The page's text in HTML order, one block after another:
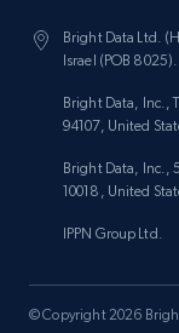
1.6K+
URL, Product
and more.
1.3K+
Bright Data Ltd.
Israel (POB 8025).
Bright Data, Inc.,
94107, United
Bright Data, Inc.,
10018, United
IPPN Group Ltd.
© Copyright 2026